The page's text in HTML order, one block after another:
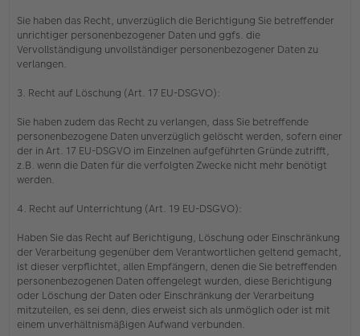
Sie haben das Recht, unverzüglich die Berichtigung Sie betreffender
unrichtiger personenbezogener Daten und ggfs. die
Vervollständigung unvollständiger personenbezogener Daten zu
verlangen.
3. Recht auf Löschung (Art. 17 EU-DSGVO):
Sie haben zudem das Recht zu verlangen, dass Sie betreffende
personenbezogene Daten unverzüglich gelöscht werden, sofern einer
der in Art. 17 EU-DSGVO im Einzelnen aufgeführten Gründe zutrifft,
z.B. wenn die Daten für die verfolgten Zwecke nicht mehr benötigt
werden.
4. Recht auf Unterrichtung (Art. 19 EU-DSGVO):
Haben Sie das Recht auf Berichtigung, Löschung oder Einschränkung
der Verarbeitung gegenüber dem Verantwortlichen geltend gemacht,
ist dieser verpflichtet, allen Empfängern, denen die Sie betreffenden
personenbezogenen Daten offengelegt wurden, diese Berichtigung
oder Löschung der Daten oder Einschränkung der Verarbeitung
mitzuteilen, es sei denn, dies erweist sich als unmöglich oder ist mit
einem unverhältnismäßigen Aufwand verbunden.